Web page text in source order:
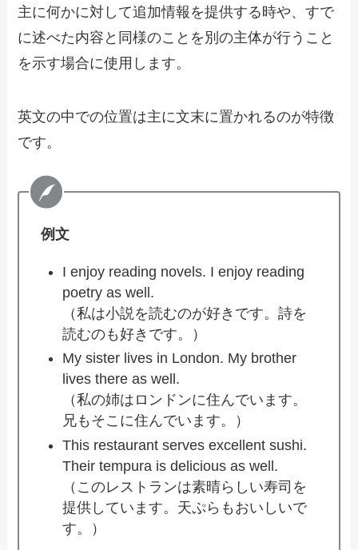
主に何かに対して追加情報を提供する時や、すで
に述べた内容と同様のことを別の主体が行うこと
を示す場合に使用します。
英文の中での位置は主に文末に置かれるのが特徴
です。
例文
I enjoy reading novels. I enjoy reading
poetry as well.
（私は小説を読むのが好きです。詩を
読むのも好きです。）
My sister lives in London. My brother
lives there as well.
（私の姉はロンドンに住んでいます。
兄もそこに住んでいます。）
This restaurant serves excellent sushi.
Their tempura is delicious as well.
（このレストランは素晴らしい寿司を
提供しています。天ぷらもおいしいで
す。）